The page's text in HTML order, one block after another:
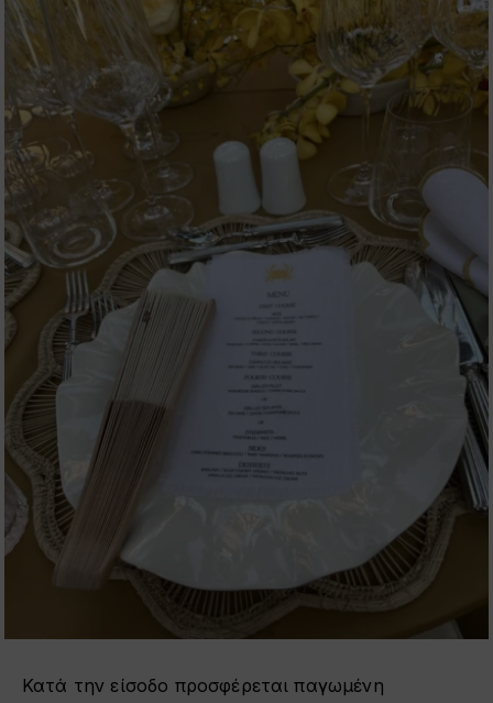
Κατά την είσοδο προσφέρεται παγωμένη